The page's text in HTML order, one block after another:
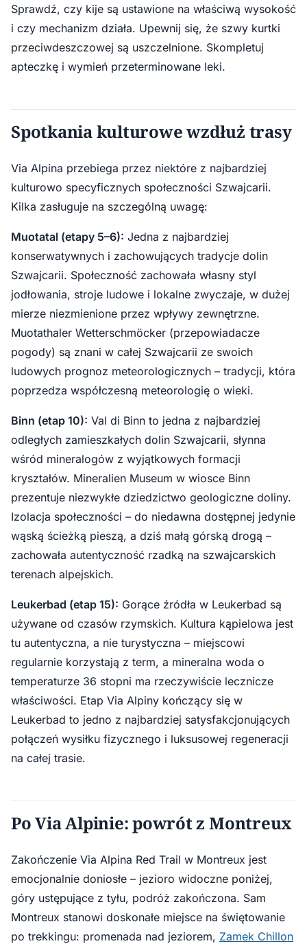
Sprawdź, czy kije są ustawione na właściwą wysokość
i czy mechanizm działa. Upewnij się, że szwy kurtki
przeciwdeszczowej są uszczelnione. Skompletuj
apteczkę i wymień przeterminowane leki.
Spotkania kulturowe wzdłuż trasy
Via Alpina przebiega przez niektóre z najbardziej
kulturowo specyficznych społeczności Szwajcarii.
Kilka zasługuje na szczególną uwagę:
Muotatal (etapy 5–6): Jedna z najbardziej
konserwatywnych i zachowujących tradycje dolin
Szwajcarii. Społeczność zachowała własny styl
jodłowania, stroje ludowe i lokalne zwyczaje, w dużej
mierze niezmienione przez wpływy zewnętrzne.
Muotathaler Wetterschmöcker (przepowiadacze
pogody) są znani w całej Szwajcarii ze swoich
ludowych prognoz meteorologicznych – tradycji, która
poprzedza współczesną meteorologię o wieki.
Binn (etap 10): Val di Binn to jedna z najbardziej
odległych zamieszkałych dolin Szwajcarii, słynna
wśród mineralogów z wyjątkowych formacji
kryształów. Mineralien Museum w wiosce Binn
prezentuje niezwykłe dziedzictwo geologiczne doliny.
Izolacja społeczności – do niedawna dostępnej jedynie
wąską ścieżką pieszą, a dziś małą górską drogą –
zachowała autentyczność rzadką na szwajcarskich
terenach alpejskich.
Leukerbad (etap 15): Gorące źródła w Leukerbad są
używane od czasów rzymskich. Kultura kąpielowa jest
tu autentyczna, a nie turystyczna – miejscowi
regularnie korzystają z term, a mineralna woda o
temperaturze 36 stopni ma rzeczywiście lecznicze
właściwości. Etap Via Alpiny kończący się w
Leukerbad to jedno z najbardziej satysfakcjonujących
połączeń wysiłku fizycznego i luksusowej regeneracji
na całej trasie.
Po Via Alpinie: powrót z Montreux
Zakończenie Via Alpina Red Trail w Montreux jest
emocjonalnie doniosłe – jezioro widoczne poniżej,
góry ustępujące z tyłu, podróż zakończona. Sam
Montreux stanowi doskonałe miejsce na świętowanie
po trekkingu: promenada nad jeziorem, Zamek Chillon